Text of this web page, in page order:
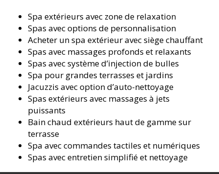
Spa extérieurs avec zone de relaxation
Spas avec options de personnalisation
Acheter un spa extérieur avec siège chauffant
Spas avec massages profonds et relaxants
Spas avec système d’injection de bulles
Spa pour grandes terrasses et jardins
Jacuzzis avec option d’auto-nettoyage
Spas extérieurs avec massages à jets
puissants
Bain chaud extérieurs haut de gamme sur
terrasse
Spa avec commandes tactiles et numériques
Spas avec entretien simplifié et nettoyage